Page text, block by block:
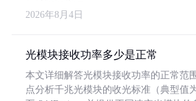
2026年8月4日
光模块接收功率多少是正常
本文详细解答光模块接收功率的正常范
点分析千兆光模块的收光标准（典型值